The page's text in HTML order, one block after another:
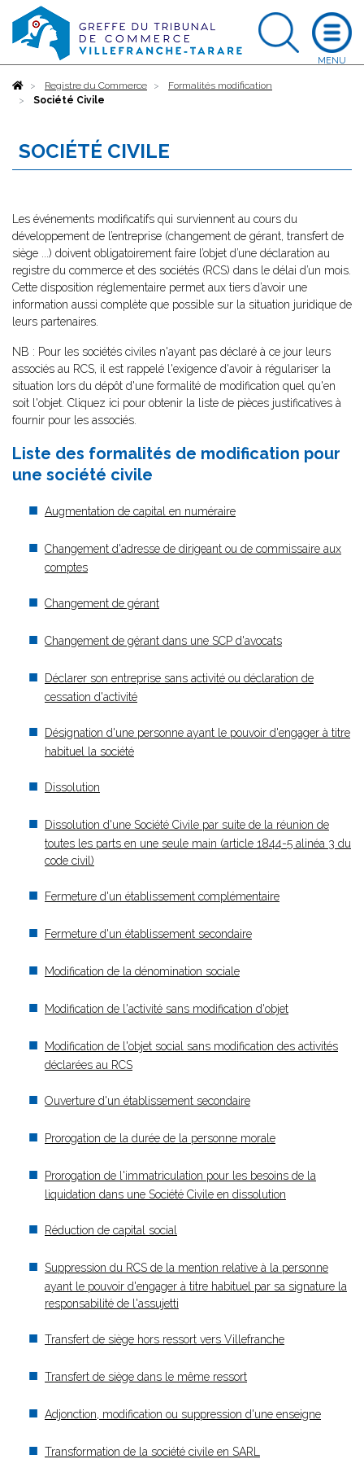
AccueilRegistre du Commerce
Formalités modification
Société Civile
SOCIÉTÉ CIVILE
Les événements modificatifs qui surviennent au cours du
développement de l’entreprise (changement de gérant, transfert de
siège ...) doivent obligatoirement faire l’objet d’une déclaration au
registre du commerce et des sociétés (RCS) dans le délai d’un mois.
Cette disposition réglementaire permet aux tiers d’avoir une
information aussi complète que possible sur la situation juridique de
leurs partenaires.
NB : Pour les sociétés civiles n'ayant pas déclaré à ce jour leurs
associés au RCS, il est rappelé l'exigence d'avoir à régulariser la
situation lors du dépôt d'une formalité de modification quel qu'en
soit l'objet. Cliquez ici pour obtenir la liste de pièces justificatives à
fournir pour les associés.
Liste des formalités de modification pour
une société civile
Augmentation de capital en numéraire
Changement d'adresse de dirigeant ou de commissaire aux
comptes
Changement de gérant
Changement de gérant dans une SCP d'avocats
Déclarer son entreprise sans activité ou déclaration de
cessation d'activité
Désignation d'une personne ayant le pouvoir d'engager à titre
habituel la société
Dissolution
Dissolution d'une Société Civile par suite de la réunion de
toutes les parts en une seule main (article 1844-5 alinéa 3 du
code civil)
Fermeture d'un établissement complémentaire
Fermeture d'un établissement secondaire
Modification de la dénomination sociale
Modification de l'activité sans modification d'objet
Modification de l'objet social sans modification des activités
déclarées au RCS
Ouverture d'un établissement secondaire
Prorogation de la durée de la personne morale
Prorogation de l'immatriculation pour les besoins de la
liquidation dans une Société Civile en dissolution
Réduction de capital social
Suppression du RCS de la mention relative à la personne
ayant le pouvoir d'engager à titre habituel par sa signature la
responsabilité de l'assujetti
Transfert de siège hors ressort vers Villefranche
Transfert de siège dans le même ressort
Adjonction, modification ou suppression d'une enseigne
Transformation de la société civile en SARL